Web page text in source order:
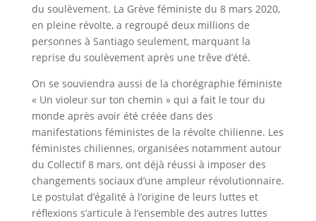
du soulèvement. La Grève féministe du 8 mars 2020,
en pleine révolte, a regroupé deux millions de
personnes à Santiago seulement, marquant la
reprise du soulèvement après une trêve d’été.
On se souviendra aussi de la chorégraphie féministe
« Un violeur sur ton chemin » qui a fait le tour du
monde après avoir été créée dans des
manifestations féministes de la révolte chilienne. Les
féministes chiliennes, organisées notamment autour
du Collectif 8 mars, ont déjà réussi à imposer des
changements sociaux d’une ampleur révolutionnaire.
Le postulat d’égalité à l’origine de leurs luttes et
réflexions s’articule à l’ensemble des autres luttes